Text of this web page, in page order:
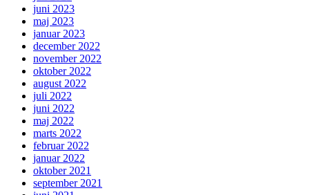
juni 2023
maj 2023
januar 2023
december 2022
november 2022
oktober 2022
august 2022
juli 2022
juni 2022
maj 2022
marts 2022
februar 2022
januar 2022
oktober 2021
september 2021